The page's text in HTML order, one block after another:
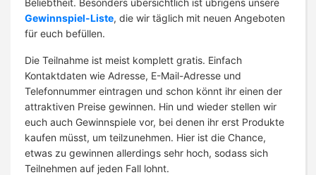
Gewinnspiel-Liste, die wir täglich mit neuen Angeboten
für euch befüllen.
Die Teilnahme ist meist komplett gratis. Einfach
Kontaktdaten wie Adresse, E-Mail-Adresse und
Telefonnummer eintragen und schon könnt ihr einen der
attraktiven Preise gewinnen. Hin und wieder stellen wir
euch auch Gewinnspiele vor, bei denen ihr erst Produkte
kaufen müsst, um teilzunehmen. Hier ist die Chance,
etwas zu gewinnen allerdings sehr hoch, sodass sich
Teilnehmen auf jeden Fall lohnt.